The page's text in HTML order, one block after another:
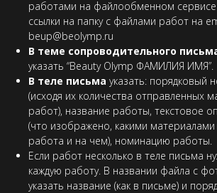
работами на файлообменном сервисе
ссылки на папку с файлами работ на
beup@beolymp.ru
В теме сопроводительного
указать “Beauty Olymp ФАМИЛИЯ ИМЯ”.
В теле письма указать: порядковый
(исходя их количества отправленных
работ), название работы, текстовое
(что изображено, какими
работа и на чем), номинацию работы.
Если работ несколько в теле письма
каждую работу. В названии файла с
указать название (как в письме) и